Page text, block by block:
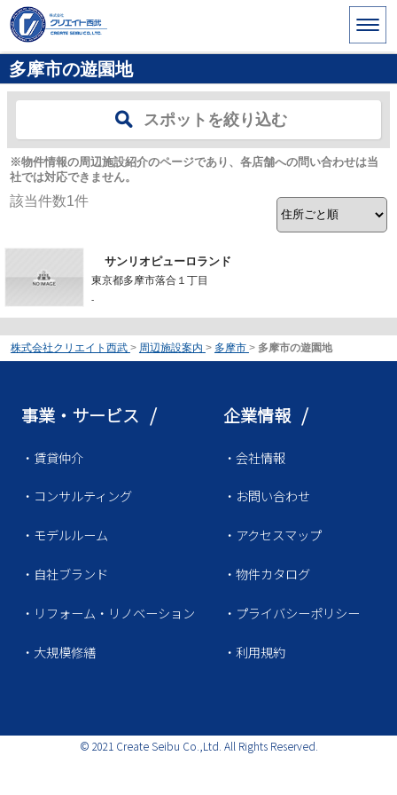
多摩市の遊園地
スポットを絞り込む
※物件情報の周辺施設紹介のページであり、各店舗への問い合わせは当
社では対応できません。
該当件数1件
サンリオピューロランド
東京都多摩市落合１丁目
-
株式会社クリエイト西武 > 周辺施設案内 > 多摩市 > 多摩市の遊園地
事業・サービス /
・賃貸仲介
・コンサルティング
・モデルルーム
・自社ブランド
・リフォーム・リノベーション
・大規模修繕
企業情報 /
・会社情報
・お問い合わせ
・アクセスマップ
・物件カタログ
・プライバシーポリシー
・利用規約
© 2021 Create Seibu Co.,Ltd. All Rights Reserved.